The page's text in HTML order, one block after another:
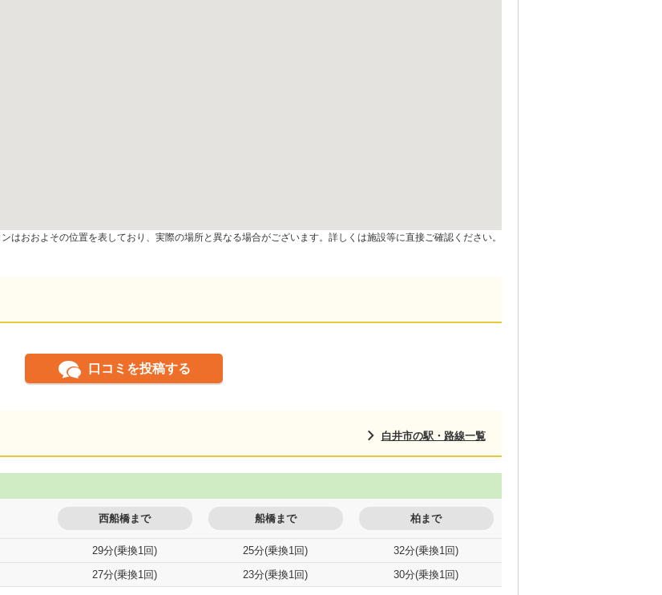
はおおよその位置を表しており、実際の場所と異なる場合がございます。詳しくは施設等に直接ご確認ください。
口コミを投稿する
白井市の駅・路線一覧
西船橋まで 船橋まで 柏まで
29分(乗換1回) 25分(乗換1回)
32分(乗換1回)
27分(乗換1回) 23分(乗換1回) 30分(乗換1回)